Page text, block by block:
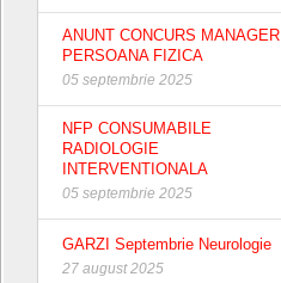
ANUNT CONCURS MANAGER
PERSOANA FIZICA
05 septembrie 2025
NFP CONSUMABILE
RADIOLOGIE
INTERVENTIONALA
05 septembrie 2025
GARZI Septembrie Neurologie
27 august 2025